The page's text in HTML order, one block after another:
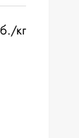
кг